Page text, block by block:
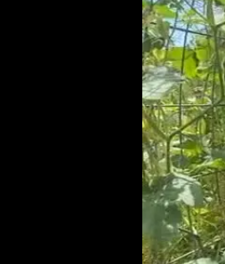
PROVINCIA DI CAGLIARI
ORISTANO E PROVINCIA